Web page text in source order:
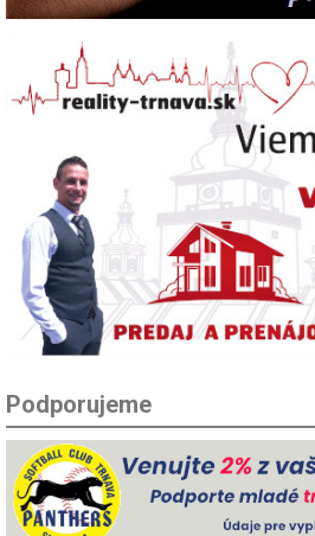
Podporujeme